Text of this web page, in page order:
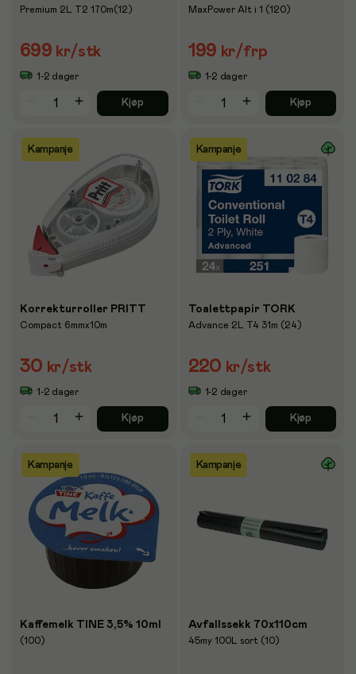
Premium 2L T2 170m(12)
699 kr/stk
1-2 dager
Kjøp
MaxPower Alt i 1 (120)
199 kr/frp
1-2 dager
Kjøp
Kampanje
Korrekturroller PRITT
Compact 6mmx10m
30 kr/stk
1-2 dager
Kjøp
Kampanje
Toalettpapir TORK
Advance 2L T4 31m (24)
220 kr/stk
1-2 dager
Kjøp
Kampanje
Kaffemelk TINE 3,5% 10ml
(100)
Kampanje
Avfallssekk 70x110cm
45my 100L sort (10)